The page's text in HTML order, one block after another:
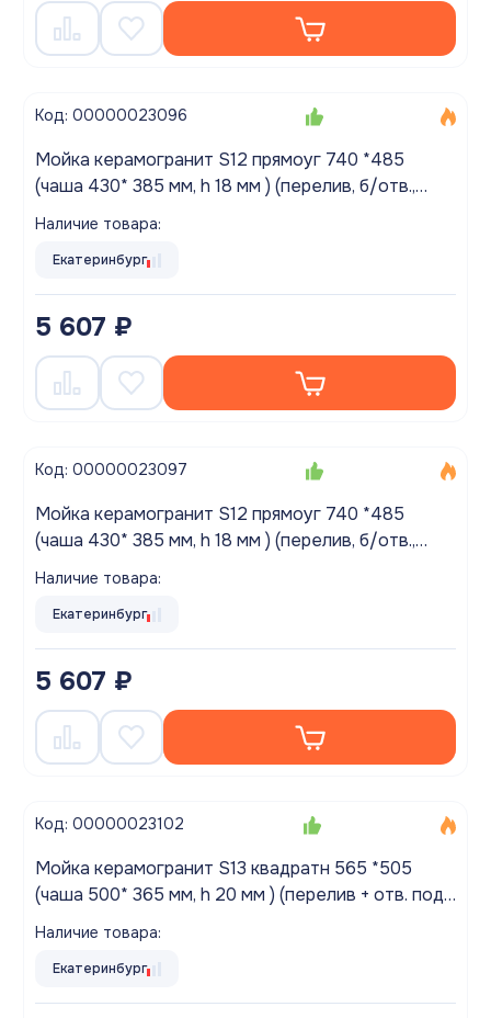
Код: 00000023096
Мойка керамогранит S12 прямоуг 740 *485
(чаша 430* 385 мм, h 18 мм ) (перелив, б/отв.,
Наличие товара:
Екатеринбург
5 607 ₽
Код: 00000023097
Мойка керамогранит S12 прямоуг 740 *485
(чаша 430* 385 мм, h 18 мм ) (перелив, б/отв.,
Наличие товара:
Екатеринбург
5 607 ₽
Код: 00000023102
Мойка керамогранит S13 квадратн 565 *505
(чаша 500* 365 мм, h 20 мм ) (перелив + отв. под
Наличие товара:
Екатеринбург